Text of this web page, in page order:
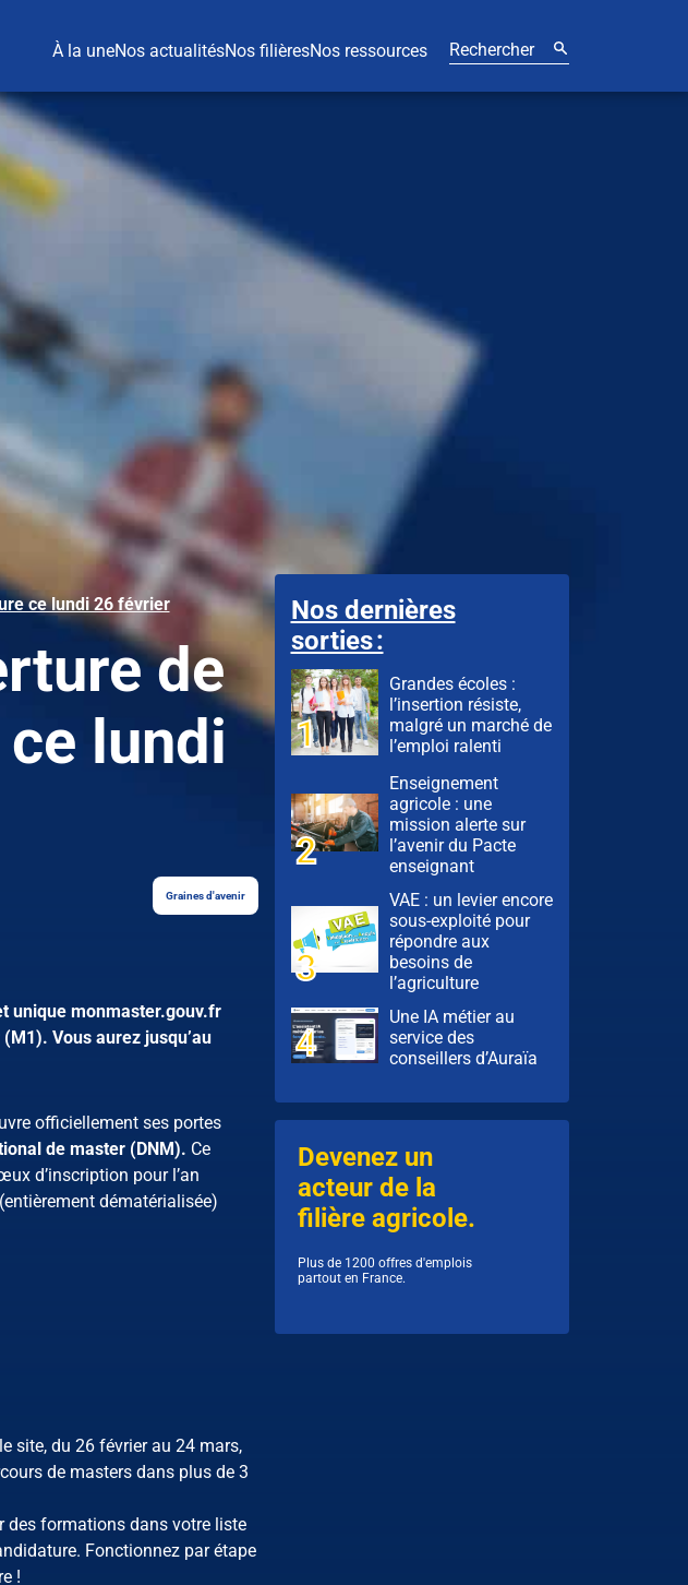
À la uneNos actualitésNos filièresNos ressources
ce lundi 26 février
de
lundi
Graines d'avenir
unique monmaster.gouv.fr
Vous aurez jusqu’au
officiellement ses portes
de master (DNM). Ce
d’inscription pour l’an
dématérialisée)
site, du 26 février au 24 mars,
de masters dans plus de 3
des formations dans votre liste
Fonctionnez par étape
!
Nos dernières
sorties :
Grandes écoles :
l’insertion résiste,
malgré un marché de
l’emploi ralenti
Enseignement
agricole : une
mission alerte sur
l’avenir du Pacte
enseignant
VAE : un levier encore
sous-exploité pour
répondre aux
besoins de
l’agriculture
Une IA métier au
service des
conseillers d’Auraïa
Devenez un
acteur de la
filière agricole.
Plus de 1200 offres d'emplois
partout en France.